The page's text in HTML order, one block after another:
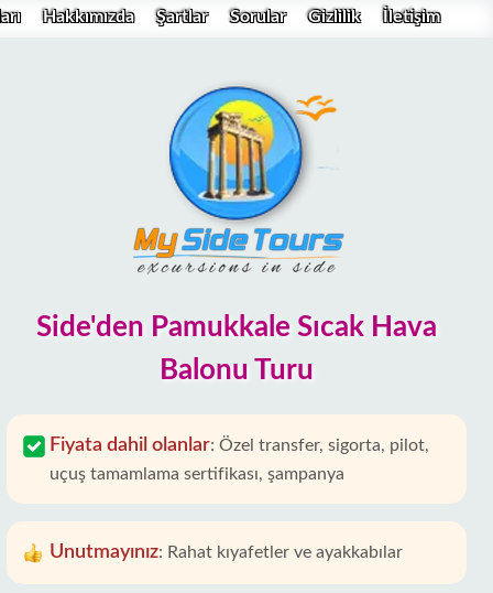
Hakkımızda Şartlar Sorular Gizlilik İletişim
Side'den Pamukkale Sıcak Hava
Balonu Turu
Fiyata dahil olanlar: Özel transfer, sigorta, pilot,
uçuş tamamlama sertifikası, şampanya
Unutmayınız: Rahat kıyafetler ve ayakkabılar